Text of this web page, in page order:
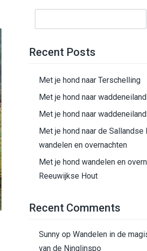
Recent Posts
Met je hond naar Terschelling
Met je hond naar
Met je hond naar
Met je hond naar de Sallandse
wandelen en overnachten
Met je hond wandelen en
Reeuwijkse Hout
Recent Comments
Sunny op Wandelen in de
van de Ninglinspo